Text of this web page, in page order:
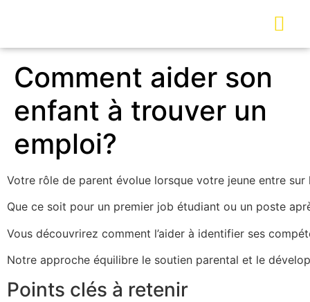
Comment aider son
enfant à trouver un
emploi?
Votre rôle de parent évolue lorsque votre jeune entre
Que ce soit pour un premier job étudiant ou un poste
Vous découvrirez comment l’aider à identifier ses
Notre approche équilibre le soutien parental et le
Points clés à retenir